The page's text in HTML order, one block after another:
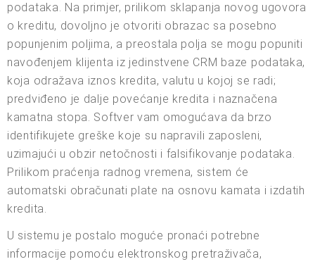
podataka. Na primjer, prilikom sklapanja novog ugovora
o kreditu, dovoljno je otvoriti obrazac sa posebno
popunjenim poljima, a preostala polja se mogu popuniti
navođenjem klijenta iz jedinstvene CRM baze podataka,
koja odražava iznos kredita, valutu u kojoj se radi;
predviđeno je dalje povećanje kredita i naznačena
kamatna stopa. Softver vam omogućava da brzo
identifikujete greške koje su napravili zaposleni,
uzimajući u obzir netočnosti i falsifikovanje podataka.
Prilikom praćenja radnog vremena, sistem će
automatski obračunati plate na osnovu kamata i izdatih
kredita.
U sistemu je postalo moguće pronaći potrebne
informacije pomoću elektronskog pretraživača,